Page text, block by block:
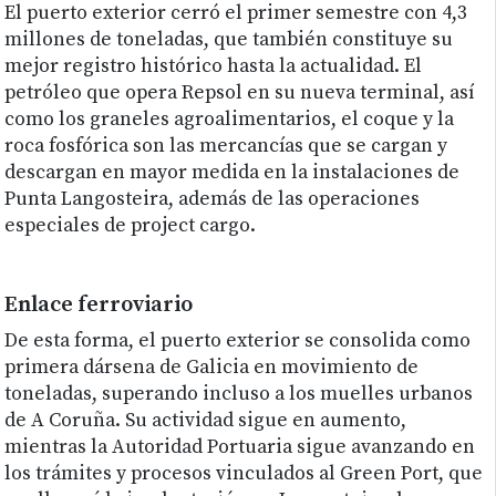
El puerto exterior cerró el primer semestre con 4,3
millones de toneladas, que también constituye su
mejor registro histórico hasta la actualidad. El
petróleo que opera Repsol en su nueva terminal, así
como los graneles agroalimentarios, el coque y la
roca fosfórica son las mercancías que se cargan y
descargan en mayor medida en la instalaciones de
Punta Langosteira, además de las operaciones
especiales de project cargo.
Enlace ferroviario
De esta forma, el puerto exterior se consolida como
primera dársena de Galicia en movimiento de
toneladas, superando incluso a los muelles urbanos
de A Coruña. Su actividad sigue en aumento,
mientras la Autoridad Portuaria sigue avanzando en
los trámites y procesos vinculados al Green Port, que